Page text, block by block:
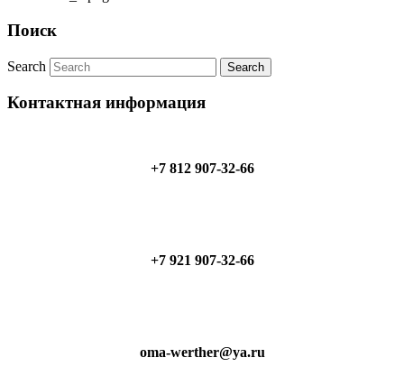
Поиск
Search
Контактная информация
+7 812 907-32-66
+7 921 907-32-66
oma-werther@ya.ru